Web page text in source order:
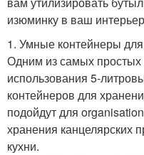
изюминку в ваш
1. Умные контейнеры
Одним из самых простых
использования 5-
контейнеров для
подойдут для
хранения канцелярских
кухни.